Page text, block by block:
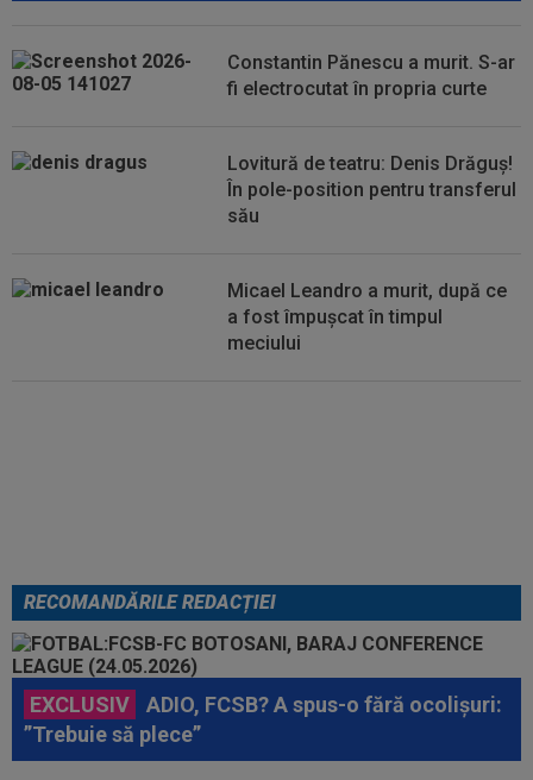
17:15
Ioan Varga a făcut anunțul despre transferul lui
Billel Omrani la CFR Cluj
la Campionatul Mondial. Singura...
MM Stoica, convins când a văzut ce ”nebunie”
a făcut fiica sa Teodora: ”Am fost...
Constantin Pănescu a murit. S-ar
fi electrocutat în propria curte
Lovitură de teatru: Denis Drăguș!
În pole-position pentru transferul
său
Micael Leandro a murit, după ce
a fost împușcat în timpul
meciului
RECOMANDĂRILE REDACȚIEI
EXCLUSIV
ADIO, FCSB? A spus-o fără ocolișuri:
”Trebuie să plece”